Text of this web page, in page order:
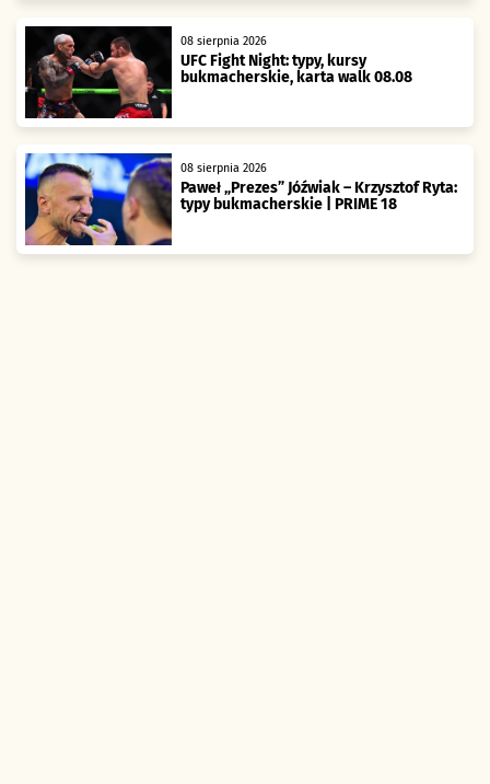
08 sierpnia 2026
UFC Fight Night: typy, kursy
bukmacherskie, karta walk 08.08
08 sierpnia 2026
Paweł „Prezes” Jóźwiak – Krzysztof Ryta:
typy bukmacherskie | PRIME 18